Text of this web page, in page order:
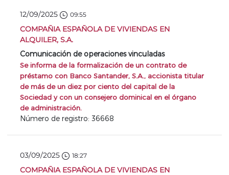
12/09/2025 09:55
COMPAÑIA ESPAÑOLA DE VIVIENDAS EN
ALQUILER, S.A.
Comunicación de operaciones vinculadas
Se informa de la formalización de un contrato de
préstamo con Banco Santander, S.A., accionista titular
de más de un diez por ciento del capital de la
Sociedad y con un consejero dominical en el órgano
de administración.
Número de registro: 36668
03/09/2025 18:27
COMPAÑIA ESPAÑOLA DE VIVIENDAS EN